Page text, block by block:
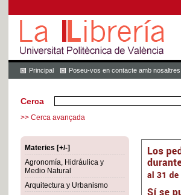
Principal Poseu-vos en contacte amb nosaltres
Cerca
>> Cerca avançada
Materies [+/-]
Agronomía, Hidráulica y
Medio Natural
Arquitectura y Urbanismo